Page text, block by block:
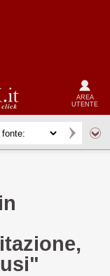
AREA
UTENTE